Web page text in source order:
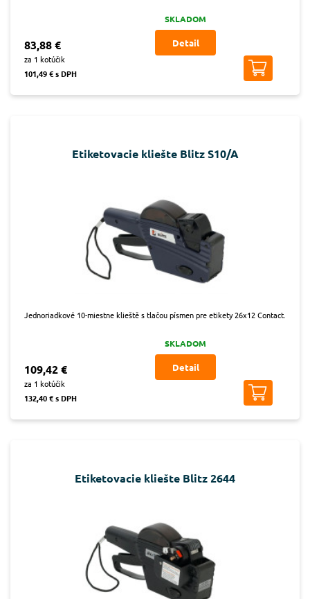
83,88 €
za 1 kotúčik
101,49 € s DPH
SKLADOM
Detail
Etiketovacie kliešte Blitz S10/A
Jednoriadkové 10-miestne klieště s tlačou písmen pre etikety 26x12 Contact.
109,42 €
za 1 kotúčik
132,40 € s DPH
SKLADOM
Detail
Etiketovacie kliešte Blitz 2644